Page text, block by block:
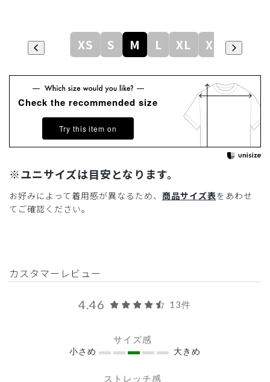
XS S M L XL XXL
Check the recommended size
Try this item on
※ユニサイズは目安となります。
お好みによって着用感が異なるため、 商品サイズ表をあわせ
てご確認ください。
カスタマーレビュー
4.46 13件
サイズ感
小さめ 大きめ
ストレッチ感